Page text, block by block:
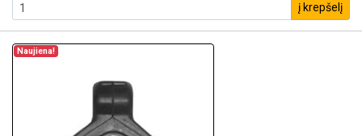
į krepšelį
Naujiena!